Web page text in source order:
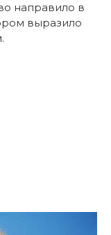
направило в
выразило